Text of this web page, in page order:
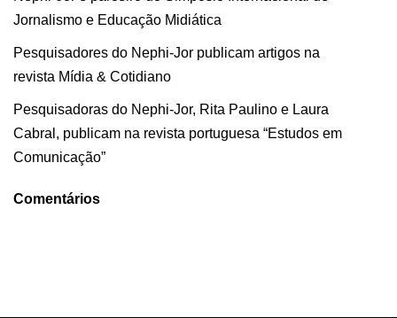
Jornalismo e Educação Midiática
Pesquisadores do Nephi-Jor publicam artigos na
revista Mídia & Cotidiano
Pesquisadoras do Nephi-Jor, Rita Paulino e Laura
Cabral, publicam na revista portuguesa “Estudos em
Comunicação”
Comentários